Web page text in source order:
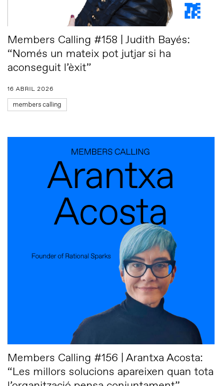
Members Calling #158 | Judith Bayés:
“Només un mateix pot jutjar si ha
aconseguit l’èxit”
16 ABRIL 2026
members calling
Members Calling #156 | Arantxa Acosta:
“Les millors solucions apareixen quan tota